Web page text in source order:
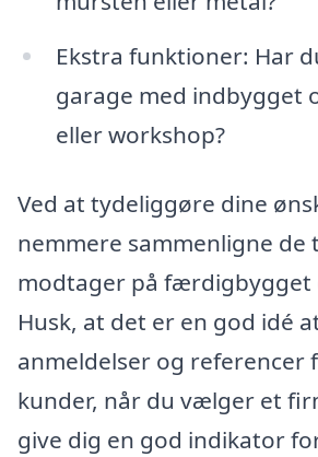
Ekstra funktioner: Har
garage med indbygget
eller workshop?
Ved at tydeliggøre dine
nemmere sammenligne de
modtager på færdigbygget
Husk, at det er en god idé
anmeldelser og referencer
kunder, når du vælger et
give dig en god indikator